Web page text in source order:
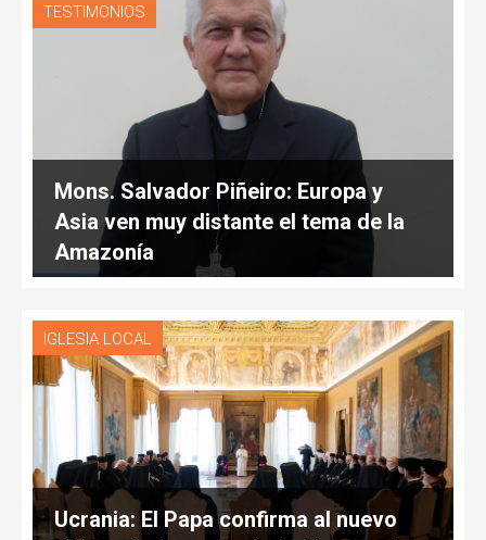
TESTIMONIOS
Mons. Salvador Piñeiro: Europa y
Asia ven muy distante el tema de la
Amazonía
IGLESIA LOCAL
Ucrania: El Papa confirma al nuevo